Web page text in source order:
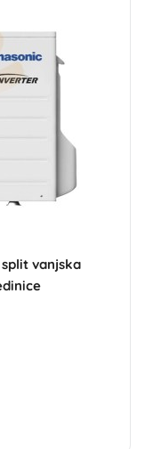
split vanjska